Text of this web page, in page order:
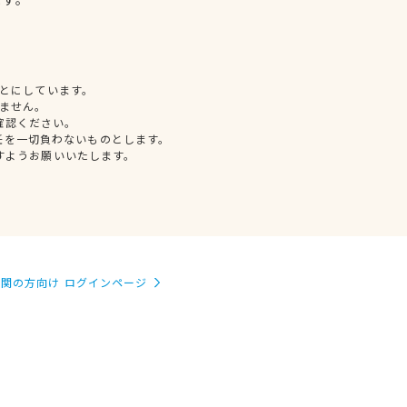
しています。
せん。
ください。
一切負わないものとします。
うお願いいたします。
の方向け ログインページ